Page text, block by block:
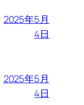
2025年5月
4日
2025年5月
4日